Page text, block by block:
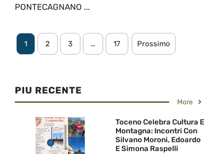
PONTECAGNANO ...
1 2 3 … 17 Prossimo
PIU RECENTE
More
Toceno Celebra Cultura E
Montagna: Incontri Con
Silvano Moroni, Edoardo
E Simona Raspelli